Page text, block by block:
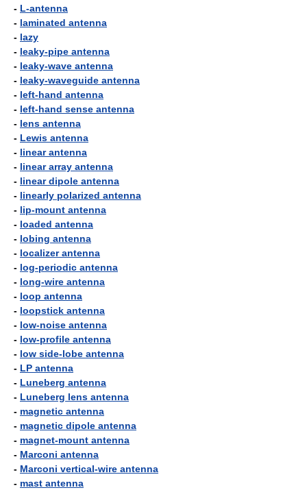
- L-antenna
- laminated antenna
- lazy
- leaky-pipe antenna
- leaky-wave antenna
- leaky-waveguide antenna
- left-hand antenna
- left-hand sense antenna
- lens antenna
- Lewis antenna
- linear antenna
- linear array antenna
- linear dipole antenna
- linearly polarized antenna
- lip-mount antenna
- loaded antenna
- lobing antenna
- localizer antenna
- log-periodic antenna
- long-wire antenna
- loop antenna
- loopstick antenna
- low-noise antenna
- low-profile antenna
- low side-lobe antenna
- LP antenna
- Luneberg antenna
- Luneberg lens antenna
- magnetic antenna
- magnetic dipole antenna
- magnet-mount antenna
- Marconi antenna
- Marconi vertical-wire antenna
- mast antenna